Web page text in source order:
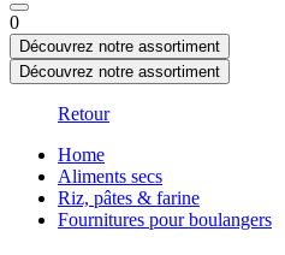
0
Découvrez notre assortiment
Découvrez notre assortiment
Retour
Home
Aliments secs
Riz, pâtes & farine
Fournitures pour boulangers